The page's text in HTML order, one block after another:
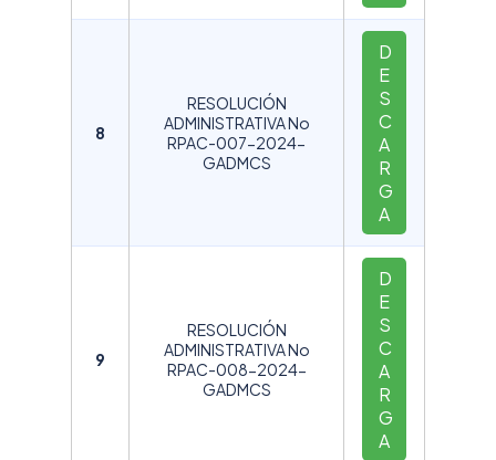
8
RESOLUCIÓN
ADMINISTRATIVA No
RPAC-007-2024-
GADMCS
D
E
S
C
A
R
G
A
9
RESOLUCIÓN
ADMINISTRATIVA No
RPAC-008-2024-
GADMCS
D
E
S
C
A
R
G
A